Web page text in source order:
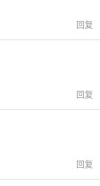
回复
回复
回复